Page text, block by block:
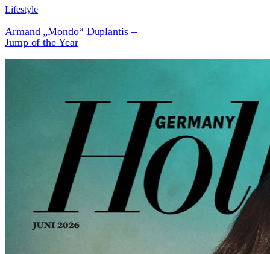
Lifestyle
Armand „Mondo“ Duplantis –
Jump of the Year